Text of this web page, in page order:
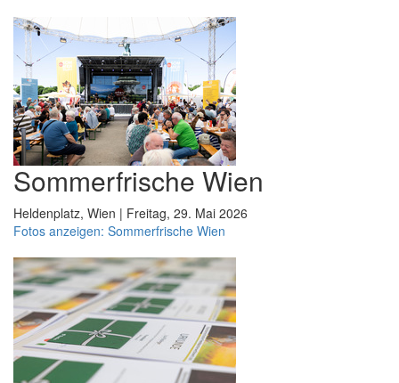
Sommerfrische Wien
Heldenplatz, Wien | Freitag, 29. Mai 2026
Fotos anzeigen: Sommerfrische Wien